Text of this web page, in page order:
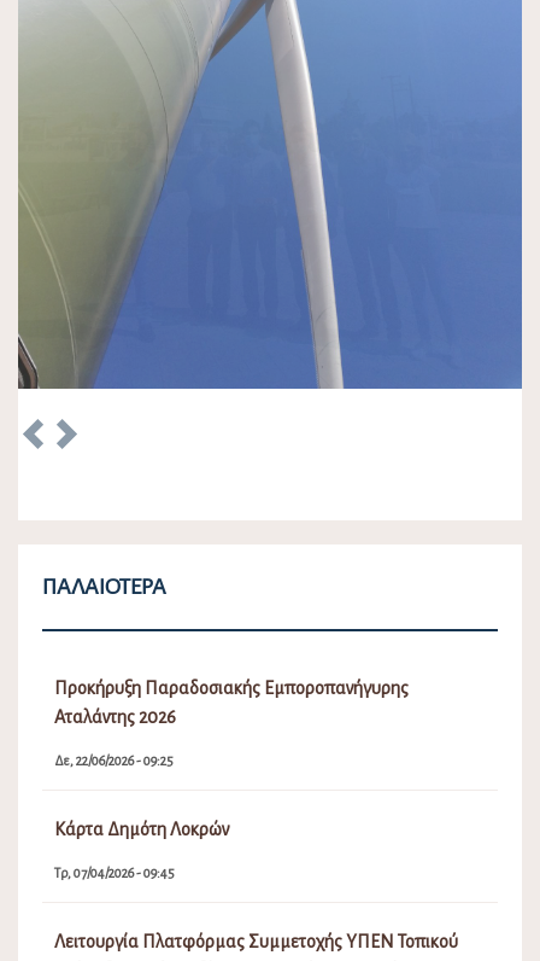
Previous
ΠΑΛΑΙΌΤΕΡΑ
Προκήρυξη Παραδοσιακής Εμποροπανήγυρης
Αταλάντης 2026
Δε, 22/06/2026 - 09:25
Κάρτα Δημότη Λοκρών
Τρ, 07/04/2026 - 09:45
Λειτουργία Πλατφόρμας Συμμετοχής ΥΠΕΝ Τοπικού